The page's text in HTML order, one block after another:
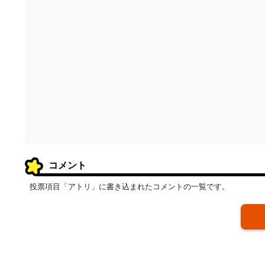
コメント
投票項目「アトリ」に書き込まれたコメントの一覧です。